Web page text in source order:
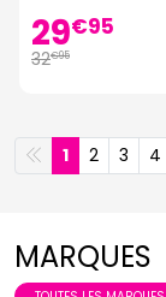
29€95
32€95
1 2 3 4
MARQUES